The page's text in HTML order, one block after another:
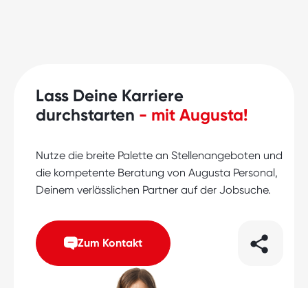
Lass Deine Karriere
durchstarten - mit Augusta!
Nutze die breite Palette an Stellenangeboten und
die kompetente Beratung von Augusta Personal,
Deinem verlässlichen Partner auf der Jobsuche.
Zum Kontakt